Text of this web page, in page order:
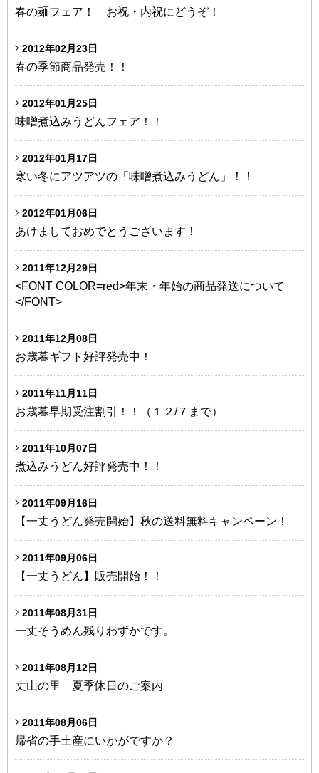
春の麺フェア！ お祝・内祝にどうぞ！
2012年02月23日
春の季節商品発売！！
2012年01月25日
味噌煮込みうどんフェア！！
2012年01月17日
寒い冬にアツアツの「味噌煮込みうどん」！！
2012年01月06日
あけましておめでとうございます！
2011年12月29日
<FONT COLOR=red>年末・年始の商品発送について
</FONT>
2011年12月08日
お歳暮ギフト好評発売中！
2011年11月11日
お歳暮早期受注割引！！（１２/７まで）
2011年10月07日
煮込みうどん好評発売中！！
2011年09月16日
【一丈うどん発売開始】秋の送料無料キャンペーン！
2011年09月06日
【一丈うどん】販売開始！！
2011年08月31日
一丈そうめん残りわずかです。
2011年08月12日
丈山の里 夏季休日のご案内
2011年08月06日
帰省の手土産にいかがですか？